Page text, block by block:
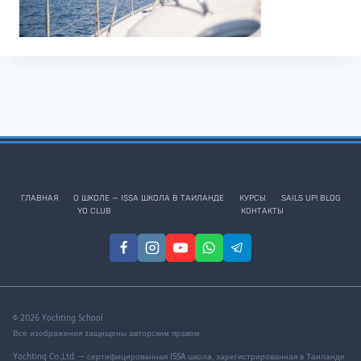
ГЛАВНАЯ О ШКОЛЕ — ISSA ШКОЛА В ТАИЛАНДЕ КУРСЫ
SAILS UP! BLOG
YO CLUB
КОНТАКТЫ
© 2026 Yochting School
Все изображения защищены авторским правом
Yochting Co.,Ltd. — сертифицированная ISSA школа, зарегистрированная в Таиланде